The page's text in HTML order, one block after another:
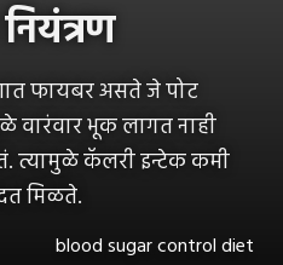
फायबर असते जे पोट
वारंवार भूक लागत नाही
त्यामुळे कॅलरी इन्टेक कमी
मिळते.
blood sugar control diet